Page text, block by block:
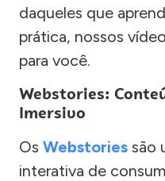
daqueles que
prática, nossos
para você.
Webstories:
Imersivo
Os Webstories são
interativa de